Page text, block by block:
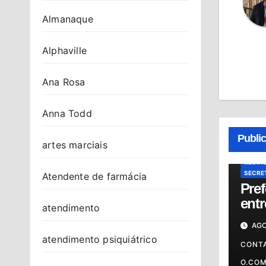
Almanaque
Alphaville
Ana Rosa
Anna Todd
artes marciais
Atendente de farmácia
atendimento
atendimento psiquiátrico
PS
da
O.COM